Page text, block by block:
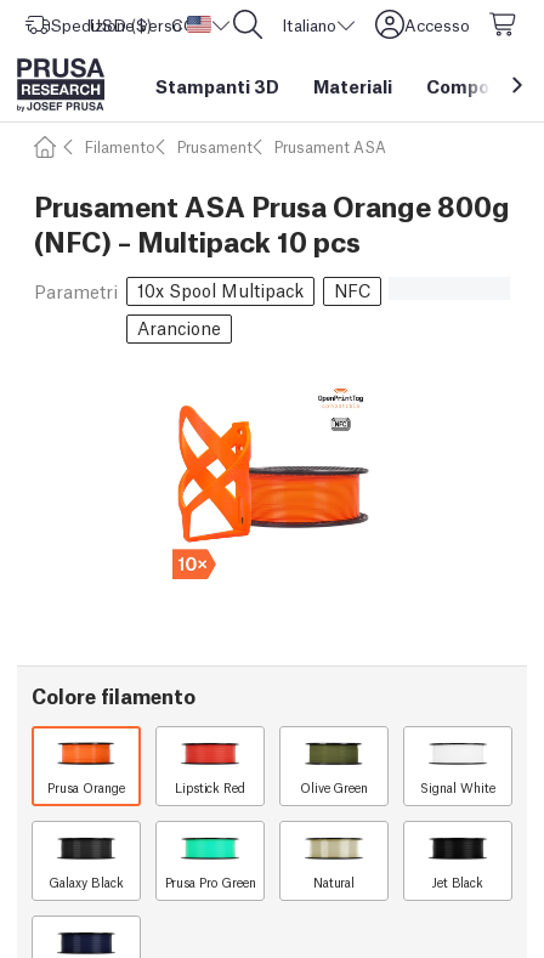
Spedizione verso Stati Uniti d'America
USD ($) CORE One L: Ora disponibile! Italiano Accesso
Stampanti 3D Materiali Componenti
Filamento Prusament Prusament ASA
Prusament ASA Prusa Orange 800g
(NFC) – Multipack 10 pcs
Parametri 10x Spool Multipack
NFC
Arancione
Colore filamento
Prusa Orange Lipstick Red Olive Green Signal White
Galaxy Black Prusa Pro Green Natural Jet Black